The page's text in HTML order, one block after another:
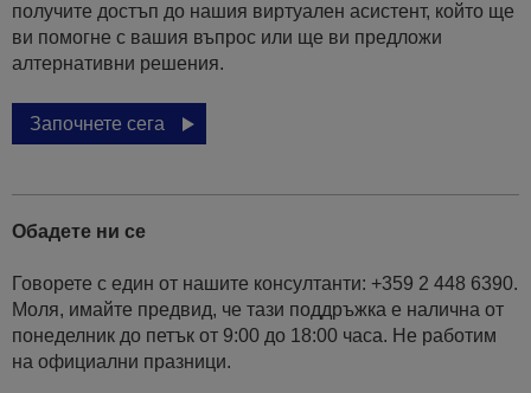
получите достъп до нашия виртуален асистент, който ще
ви помогне с вашия въпрос или ще ви предложи
алтернативни решения.
Започнете сега
Обадете ни се
Говорете с един от нашите консултанти: +359 2 448 6390.
Моля, имайте предвид, че тази поддръжка е налична от
понеделник до петък от 9:00 до 18:00 часа. Не работим
на официални празници.